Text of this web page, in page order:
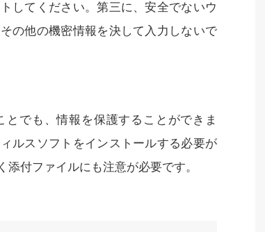
してください。第三に、安全でないウ
の他の機密情報を決して入力しないで
でも、情報を保護することができま
ルスソフトをインストールする必要が
付ファイルにも注意が必要です。